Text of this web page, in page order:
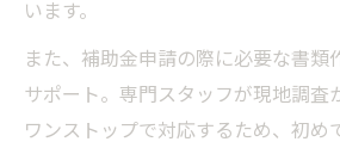
います。
また、補助金申請の際に必要な書類
サポート。専門スタッフが現地調査
ワンストップで対応するため、初め